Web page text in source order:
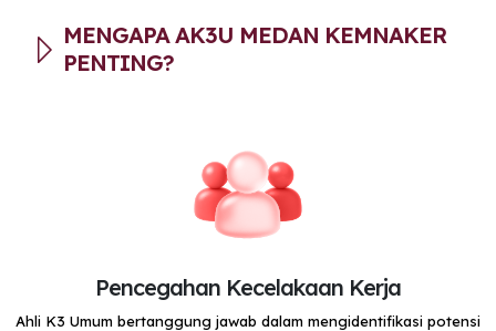
MENGAPA AK3U MEDAN KEMNAKER
PENTING?
Pencegahan Kecelakaan Kerja
Ahli K3 Umum bertanggung jawab dalam mengidentifikasi potensi